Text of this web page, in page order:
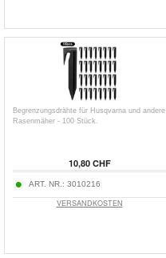
Begrenzungsdrähte für Husqvarna und andere
Rasenmäher - 100 Stück.
10,80 CHF
ART. NR.: 3010216
VERSANDKOSTEN